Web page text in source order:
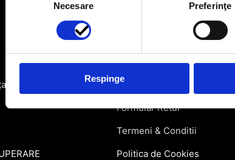
consimțământului
Necesare Preferinţe
Respinge
Informatii utile
Informatii Livrare
Garantie si Retur
Formular Retur
Termeni & Conditii
Politica de Cookies